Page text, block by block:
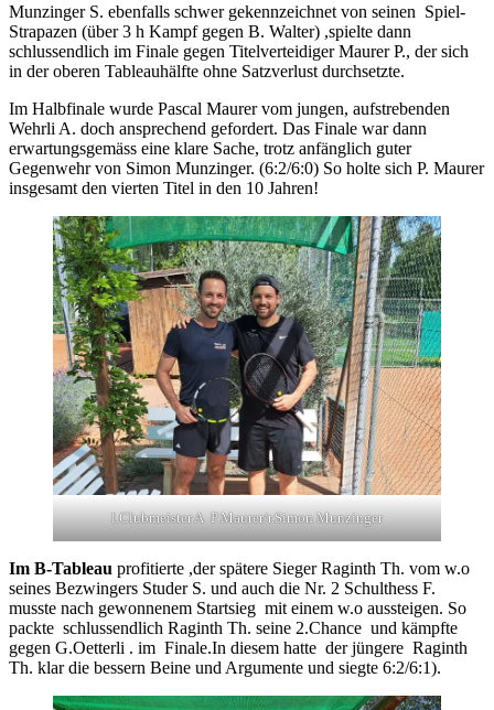
Munzinger S. ebenfalls schwer gekennzeichnet von seinen Spiel-
Strapazen (über 3 h Kampf gegen B. Walter) ,spielte dann
schlussendlich im Finale gegen Titelverteidiger Maurer P., der sich
in der oberen Tableauhälfte ohne Satzverlust durchsetzte.
Im Halbfinale wurde Pascal Maurer vom jungen, aufstrebenden
Wehrli A. doch ansprechend gefordert. Das Finale war dann
erwartungsgemäss eine klare Sache, trotz anfänglich guter
Gegenwehr von Simon Munzinger. (6:2/6:0) So holte sich P. Maurer
insgesamt den vierten Titel in den 10 Jahren!
l.Clubmeister A P.Maurer/r.Simon Munzinger
Im B-Tableau profitierte ,der spätere Sieger Raginth Th. vom w.o
seines Bezwingers Studer S. und auch die Nr. 2 Schulthess F.
musste nach gewonnenem Startsieg mit einem w.o aussteigen. So
packte schlussendlich Raginth Th. seine 2.Chance und kämpfte
gegen G.Oetterli . im Finale.In diesem hatte der jüngere Raginth
Th. klar die bessern Beine und Argumente und siegte 6:2/6:1).